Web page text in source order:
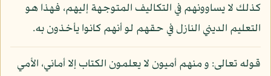
كذلك لا يساوونهم في التكاليف المتوجهة إليهم، فهذا هو
التعليم الديني النازل في حقهم لو أنهم كانوا يأخذون به.
قوله تعالى: و منهم أميون لا يعلمون الكتاب إلا أماني، الأمي